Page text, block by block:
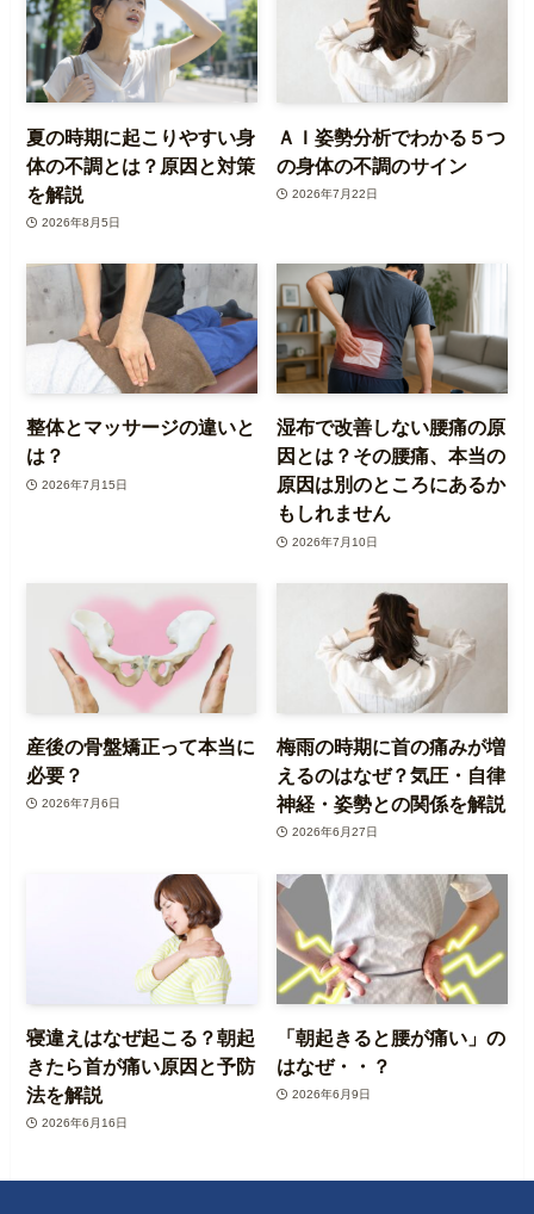
夏の時期に起こりやすい身
体の不調とは？原因と対策
を解説
2026年8月5日
ＡＩ姿勢分析でわかる５つ
の身体の不調のサイン
2026年7月22日
整体とマッサージの違いと
は？
2026年7月15日
湿布で改善しない腰痛の原
因とは？その腰痛、本当の
原因は別のところにあるか
もしれません
2026年7月10日
産後の骨盤矯正って本当に
必要？
2026年7月6日
梅雨の時期に首の痛みが増
えるのはなぜ？気圧・自律
神経・姿勢との関係を解説
2026年6月27日
寝違えはなぜ起こる？朝起
きたら首が痛い原因と予防
法を解説
2026年6月16日
「朝起きると腰が痛い」の
はなぜ・・？
2026年6月9日